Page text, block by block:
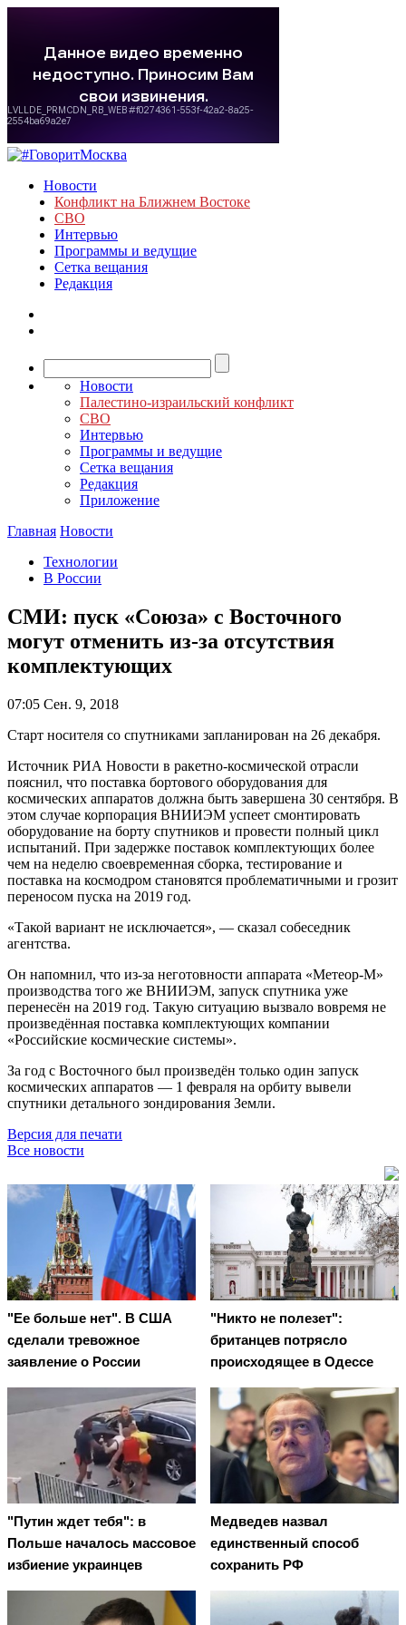
Новости
Конфликт на Ближнем Востоке
СВО
Интервью
Программы и ведущие
Сетка вещания
Редакция
Новости
Палестино-израильский конфликт
СВО
Интервью
Программы и ведущие
Сетка вещания
Редакция
Приложение
Главная Новости
Технологии
В России
СМИ: пуск «Союза» с Восточного
могут отменить из-за отсутствия
комплектующих
07:05 Сен. 9, 2018
Старт носителя со спутниками запланирован на 26 декабря.
Источник РИА Новости в ракетно-космической отрасли
пояснил, что поставка бортового оборудования для
космических аппаратов должна быть завершена 30 сентября. В
этом случае корпорация ВНИИЭМ успеет смонтировать
оборудование на борту спутников и провести полный цикл
испытаний. При задержке поставок комплектующих более
чем на неделю своевременная сборка, тестирование и
поставка на космодром становятся проблематичными и грозит
переносом пуска на 2019 год.
«Такой вариант не исключается», — сказал собеседник
агентства.
Он напомнил, что из-за неготовности аппарата «Метеор-М»
производства того же ВНИИЭМ, запуск спутника уже
перенесён на 2019 год. Такую ситуацию вызвало вовремя не
произведённая поставка комплектующих компании
«Российские космические системы».
За год с Восточного был произведён только один запуск
космических аппаратов — 1 февраля на орбиту вывели
спутники детального зондирования Земли.
Версия для печати
Все новости
"Ее больше нет". В США
сделали тревожное
заявление о России
"Никто не полезет":
британцев потрясло
происходящее в Одессе
"Путин ждет тебя": в
Польше началось массовое
избиение украинцев
Медведев назвал
единственный способ
сохранить РФ